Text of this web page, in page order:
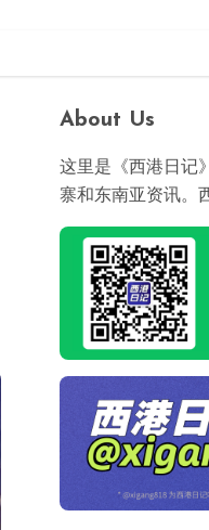
About Us
这里是《西港日记
寨和东南亚资讯。